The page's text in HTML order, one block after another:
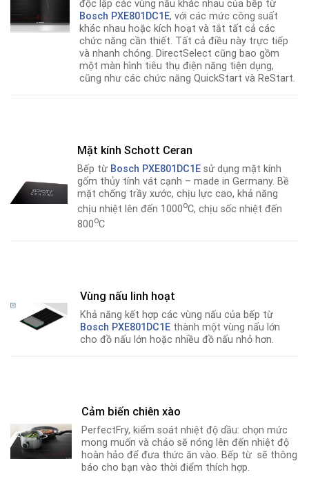
độc lập các vùng nấu khác nhau của bếp từ
Bosch PXE801DC1E, với các mức công suất
khác nhau hoặc kích hoạt và tắt tất cả các
chức năng cần thiết. Tất cả điều này trực tiếp
và nhanh chóng. DirectSelect cũng bao gồm
một màn hình tiêu thụ điện năng tiện dụng,
cũng như các chức năng QuickStart và ReStart.
Mặt kính Schott Ceran
Bếp từ Bosch PXE801DC1E sử dụng mặt kính
gốm thủy tính vát cạnh – made in Germany. Bề
mặt chống trầy xước, chịu lực cao, khả năng
chịu nhiệt lên đến 1000oC, chịu sốc nhiệt đến
800oC
Vùng nấu linh hoạt
Khả năng kết hợp các vùng nấu của bếp từ
Bosch PXE801DC1E thành một vùng nấu lớn
cho đồ nấu lớn hoặc nhiều đồ nấu nhỏ hơn.
Cảm biến chiên xào
PerfectFry, kiểm soát nhiệt độ dầu: chọn mức
mong muốn và chảo sẽ nóng lên đến nhiệt độ
hoàn hảo để đưa thức ăn vào. Bếp từ sẽ thông
báo cho bạn vào thời điểm thích hợp.